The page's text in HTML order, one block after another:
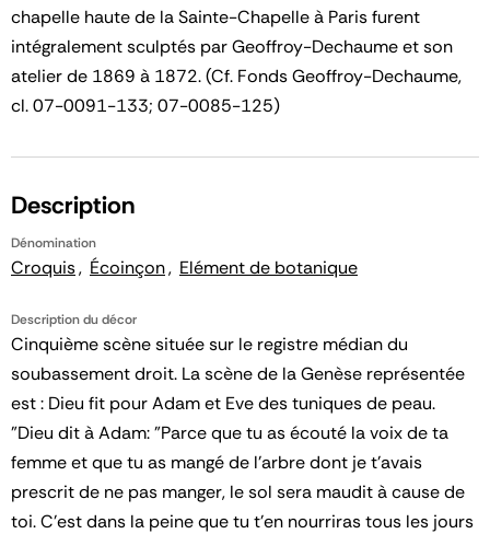
chapelle haute de la Sainte-Chapelle à Paris furent
intégralement sculptés par Geoffroy-Dechaume et son
atelier de 1869 à 1872. (Cf. Fonds Geoffroy-Dechaume,
cl. 07-0091-133; 07-0085-125)
Description
Dénomination
Croquis Écoinçon Elément de botanique
Description du décor
Cinquième scène située sur le registre médian du
soubassement droit. La scène de la Genèse représentée
est : Dieu fit pour Adam et Eve des tuniques de peau.
"Dieu dit à Adam: "Parce que tu as écouté la voix de ta
femme et que tu as mangé de l'arbre dont je t'avais
prescrit de ne pas manger, le sol sera maudit à cause de
toi. C'est dans la peine que tu t'en nourriras tous les jours